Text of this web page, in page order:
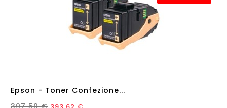
Epson - Toner Confezione...
Prezzo Standard
Prezzo